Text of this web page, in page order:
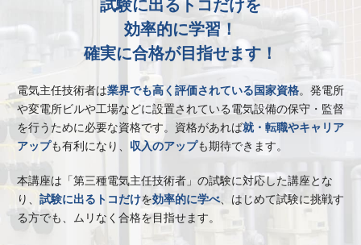
試験に出るトコだけを
効率的に学習！
確実に合格が目指せます！
電気主任技術者は業界でも高く評価されている国家資格。 発電所
や変電所ビルや工場などに設置されている電気設備の保守・監督
を行うために必要な資格です。 資格があれば就・転職やキャリア
アップも有利になり、 収入のアップも期待できます。
本講座は「第三種電気主任技術者」の試験に対応した講座とな
り、 試験に出るトコだけを効率的に学べ、 はじめて試験に挑戦す
る方でも、ムリなく合格を目指せます。